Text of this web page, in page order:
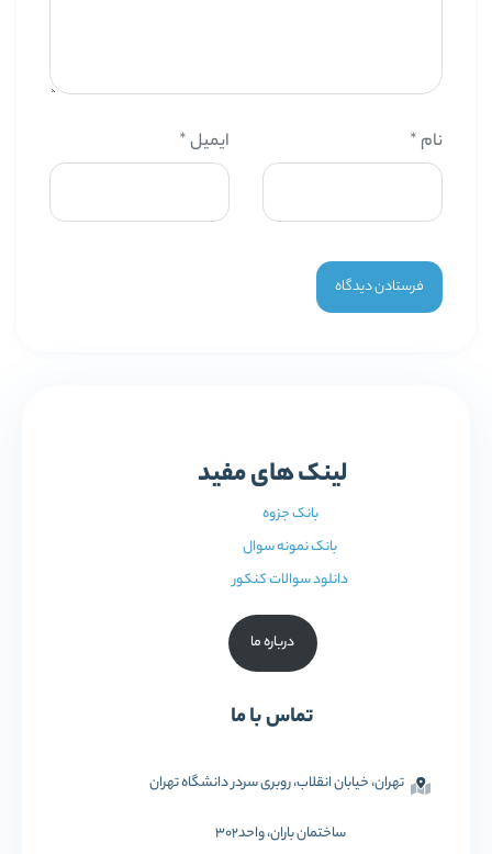
نام * ایمیل*
لینک های مفید
بانک جزوه
بانک نمونه سوال
دانلود سوالات کنکور
درباره ما
تماس با ما
تهران، خیابان انقلاب، روبری سردر دانشگاه تهران
ساختمان باران، واحد302